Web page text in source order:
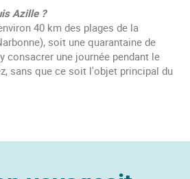
Azille ?
40 km des plages de la
soit une quarantaine de
consacrer une journée pendant le
sans que ce soit l'objet principal du